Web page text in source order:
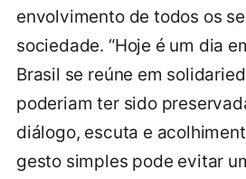
envolvimento de todos os
sociedade. “Hoje é um dia
Brasil se reúne em
poderiam ter sido
diálogo, escuta e
gesto simples pode evitar